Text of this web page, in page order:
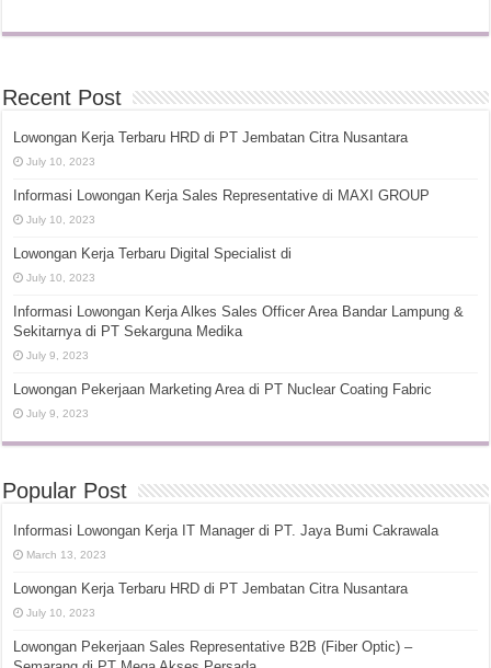
Recent Post
Lowongan Kerja Terbaru HRD di PT Jembatan Citra Nusantara
July 10, 2023
Informasi Lowongan Kerja Sales Representative di MAXI GROUP
July 10, 2023
Lowongan Kerja Terbaru Digital Specialist di
July 10, 2023
Informasi Lowongan Kerja Alkes Sales Officer Area Bandar Lampung &
Sekitarnya di PT Sekarguna Medika
July 9, 2023
Lowongan Pekerjaan Marketing Area di PT Nuclear Coating Fabric
July 9, 2023
Popular Post
Informasi Lowongan Kerja IT Manager di PT. Jaya Bumi Cakrawala
March 13, 2023
Lowongan Kerja Terbaru HRD di PT Jembatan Citra Nusantara
July 10, 2023
Lowongan Pekerjaan Sales Representative B2B (Fiber Optic) –